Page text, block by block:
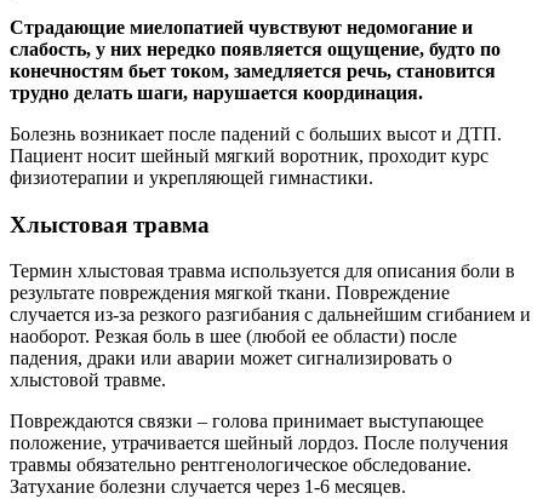
Страдающие миелопатией чувствуют недомогание и
слабость, у них нередко появляется ощущение, будто по
конечностям бьет током, замедляется речь, становится
трудно делать шаги, нарушается координация.
Болезнь возникает после падений с больших высот и ДТП.
Пациент носит шейный мягкий воротник, проходит курс
физиотерапии и укрепляющей гимнастики.
Хлыстовая травма
Термин хлыстовая травма используется для описания боли в
результате повреждения мягкой ткани. Повреждение
случается из-за резкого разгибания с дальнейшим сгибанием и
наоборот. Резкая боль в шее (любой ее области) после
падения, драки или аварии может сигнализировать о
хлыстовой травме.
Повреждаются связки – голова принимает выступающее
положение, утрачивается шейный лордоз. После получения
травмы обязательно рентгенологическое обследование.
Затухание болезни случается через 1-6 месяцев.